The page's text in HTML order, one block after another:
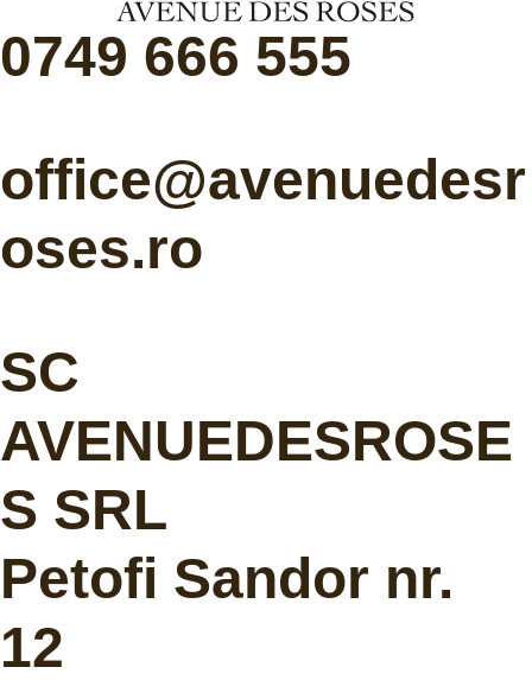
0749 666 555
office@avenuedesr
oses.ro
SC
AVENUEDESROSE
S SRL
Petofi Sandor nr.
12